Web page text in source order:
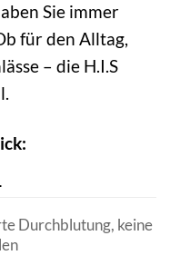
Sie immer
für den Alltag,
– die H.I.S
Durchblutung, keine